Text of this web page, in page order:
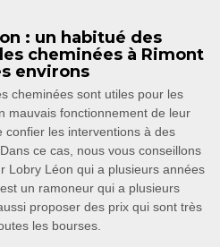
: un habitué des
cheminées à Rimont
environs
cheminées sont utiles pour les
mauvais fonctionnement de leur
confier les interventions à des
ce cas, nous vous conseillons
Lobry Léon qui a plusieurs années
un ramoneur qui a plusieurs
proposer des prix qui sont très
les bourses.